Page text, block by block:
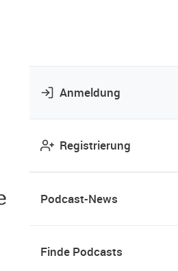
Anmeldung
Registrierung
Podcast-News
Finde Podcasts